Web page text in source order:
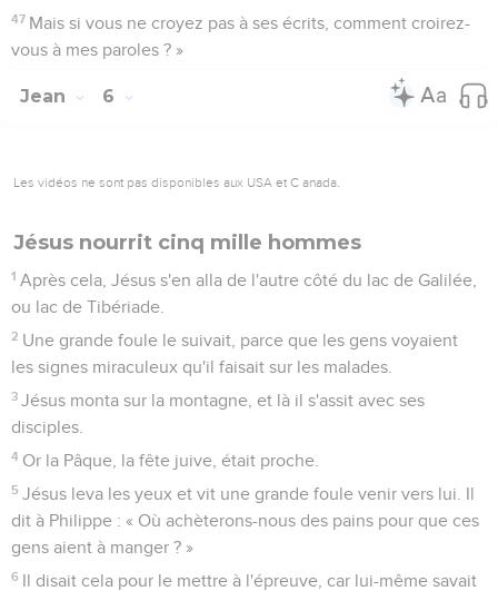
47 Mais si vous ne croyez pas à ses écrits, comment croirez-
vous à mes paroles ? »
Jean 6
Les vidéos ne sont pas disponibles aux USA et C anada.
Jésus nourrit cinq mille hommes
1 Après cela, Jésus s'en alla de l'autre côté du lac de Galilée,
ou lac de Tibériade.
2 Une grande foule le suivait, parce que les gens voyaient
les signes miraculeux qu'il faisait sur les malades.
3 Jésus monta sur la montagne, et là il s'assit avec ses
disciples.
4 Or la Pâque, la fête juive, était proche.
5 Jésus leva les yeux et vit une grande foule venir vers lui. Il
dit à Philippe : « Où achèterons-nous des pains pour que ces
gens aient à manger ? »
6 Il disait cela pour le mettre à l'épreuve, car lui-même savait